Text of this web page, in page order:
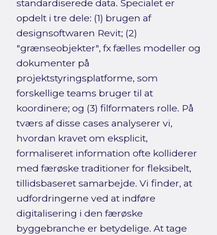
standardiserede data. Specialet er
opdelt i tre dele: (1) brugen af
designsoftwaren Revit; (2)
"grænseobjekter", fx fælles modeller og
dokumenter på
projektstyringsplatforme, som
forskellige teams bruger til at
koordinere; og (3) filformaters rolle. På
tværs af disse cases analyserer vi,
hvordan kravet om eksplicit,
formaliseret information ofte kolliderer
med færøske traditioner for fleksibelt,
tillidsbaseret samarbejde. Vi finder, at
udfordringerne ved at indføre
digitalisering i den færøske
byggebranche er betydelige. At tage